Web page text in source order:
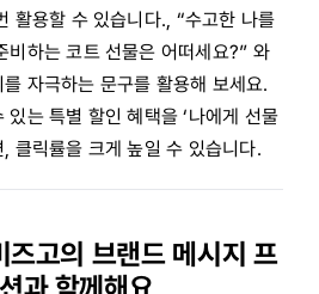
활용할 수 있습니다., “수고한 나를
비하는 코트 선물은 어떠세요?” 와
자극하는 문구를 활용해 보세요.
는 특별 할인 혜택을 ‘나에게 선물
클릭률을 크게 높일 수 있습니다.
즈고의 브랜드 메시지 프
과 함께해요